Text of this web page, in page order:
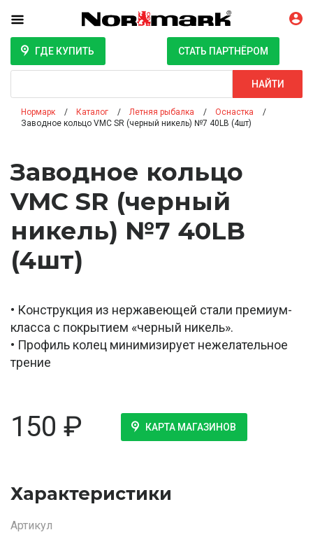
ГДЕ КУПИТЬ СТАТЬ ПАРТНЁРОМ
НАЙТИ
Нормарк Каталог Летняя рыбалка
Оснастка
Заводное кольцо VMC SR (черный никель) №7 40LB (4шт)
Заводное кольцо
VMC SR (черный
никель) №7 40LB
(4шт)
• Конструкция из нержавеющей стали премиум-
класса с покрытием «черный никель».
• Профиль колец минимизирует нежелательное
трение
150 ₽ КАРТА МАГАЗИНОВ
Характеристики
Артикул